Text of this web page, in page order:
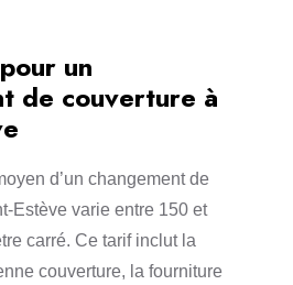
un
de couverture à
d’un changement de
Estève varie entre 150 et
carré. Ce tarif inclut la
couverture, la fourniture